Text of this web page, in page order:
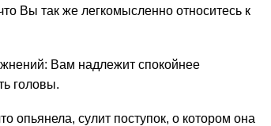
Вы так же легкомысленно относитесь к
Вам надлежит спокойнее
головы.
опьянела, сулит поступок, о котором она